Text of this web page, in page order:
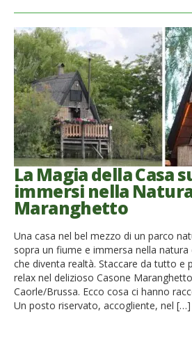
La Magia della Casa
immersi nella
Maranghetto
Una casa nel bel mezzo di un parco
sopra un fiume e immersa nella
che diventa realtà. Staccare da tutto e
relax nel delizioso Casone
Caorle/Brussa. Ecco cosa ci hanno
Un posto riservato, accogliente, nel […]